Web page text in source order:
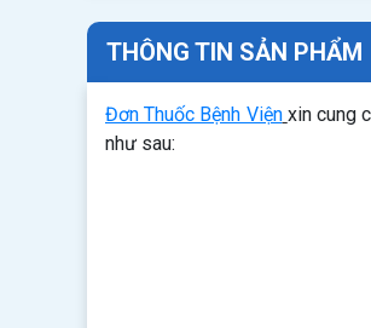
THÔNG TIN SẢN PHẨM
Đơn Thuốc Bệnh Viện xin cung
như sau: